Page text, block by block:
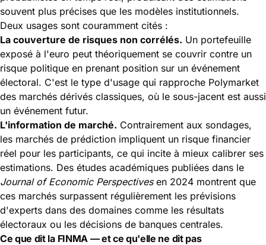
souvent plus précises que les modèles institutionnels.
Deux usages sont couramment cités :
La couverture de risques non corrélés. Un portefeuille
exposé à l'euro peut théoriquement se couvrir contre un
risque politique en prenant position sur un événement
électoral. C'est le type d'usage qui rapproche Polymarket
des marchés dérivés classiques, où le sous-jacent est aussi
un événement futur.
L'information de marché. Contrairement aux sondages,
les marchés de prédiction impliquent un risque financier
réel pour les participants, ce qui incite à mieux calibrer ses
estimations. Des études académiques publiées dans le
Journal of Economic Perspectivesen 2024 montrent que
ces marchés surpassent régulièrement les prévisions
d'experts dans des domaines comme les résultats
électoraux ou les décisions de banques centrales.
Ce que dit la FINMA — et ce qu'elle ne dit pas